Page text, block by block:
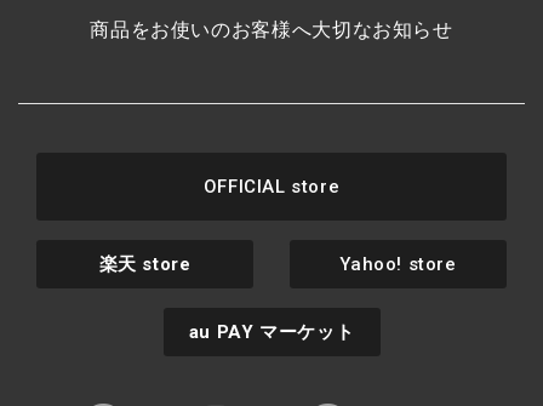
商品をお使いのお客様へ大切なお知らせ
OFFICIAL store
楽天 store Yahoo! store
au PAY マーケット